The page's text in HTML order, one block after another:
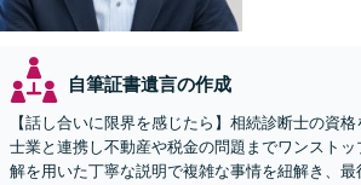
自筆証書遺言の作成
【話し合いに限界を感じたら】相続診断士の資
士業と連携し不動産や税金の問題までワンストッ
解を用いた丁寧な説明で複雑な事情を紐解き、